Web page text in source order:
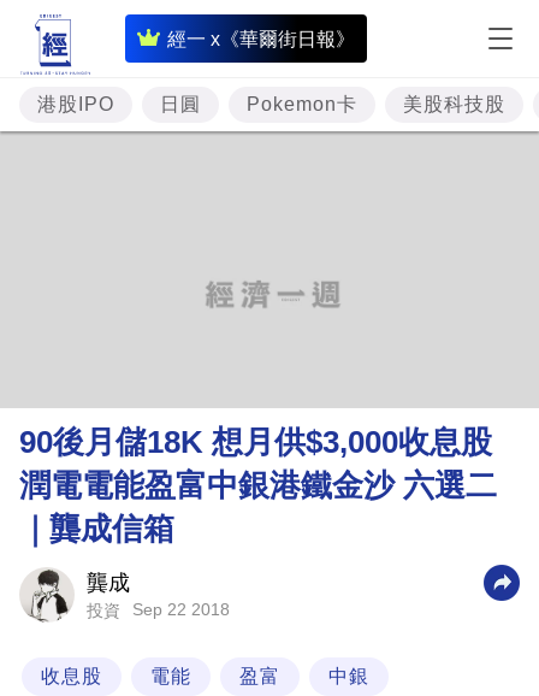
經一 x《華爾街日報》
即
時
財
經
理
財
商
業
技
場
港股IPO 日圓 Pokemon卡 美股科技股
90後月儲18K 想月供$3,000收息股
潤電電能盈富中銀港鐵金沙 六選二
｜龔成信箱
龔成
投資 Sep 22 2018
收息股 電能 盈富 中銀